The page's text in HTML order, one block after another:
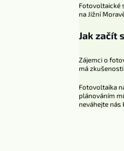
Fotovoltaické
na Jižní
Jak začít
Zájemci o
má
Fotovoltaika
plánováním
neváhejte